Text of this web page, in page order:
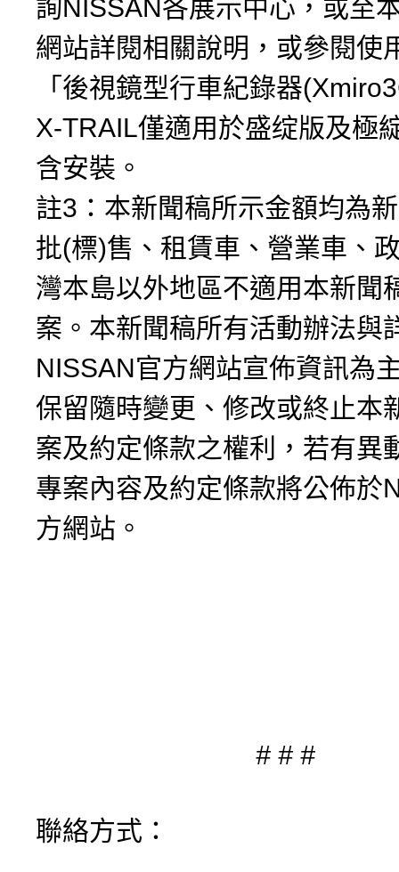
詢NISSAN各展示中心，或至
網站詳閱相關說明，或參閱使
「後視鏡型行車紀錄器
X-TRAIL僅適用於盛绽版及極
含安裝。
註3：本新聞稿所示金額均為
批(標)售、租賃車、營業車、
灣本島以外地區不適用本新聞
案。本新聞稿所有活動辦法與
NISSAN官方網站宣佈資訊為
保留隨時變更、修改或終止本
案及約定條款之權利，若有異
專案內容及約定條款將公佈於
方網站。
# # #
聯絡方式：